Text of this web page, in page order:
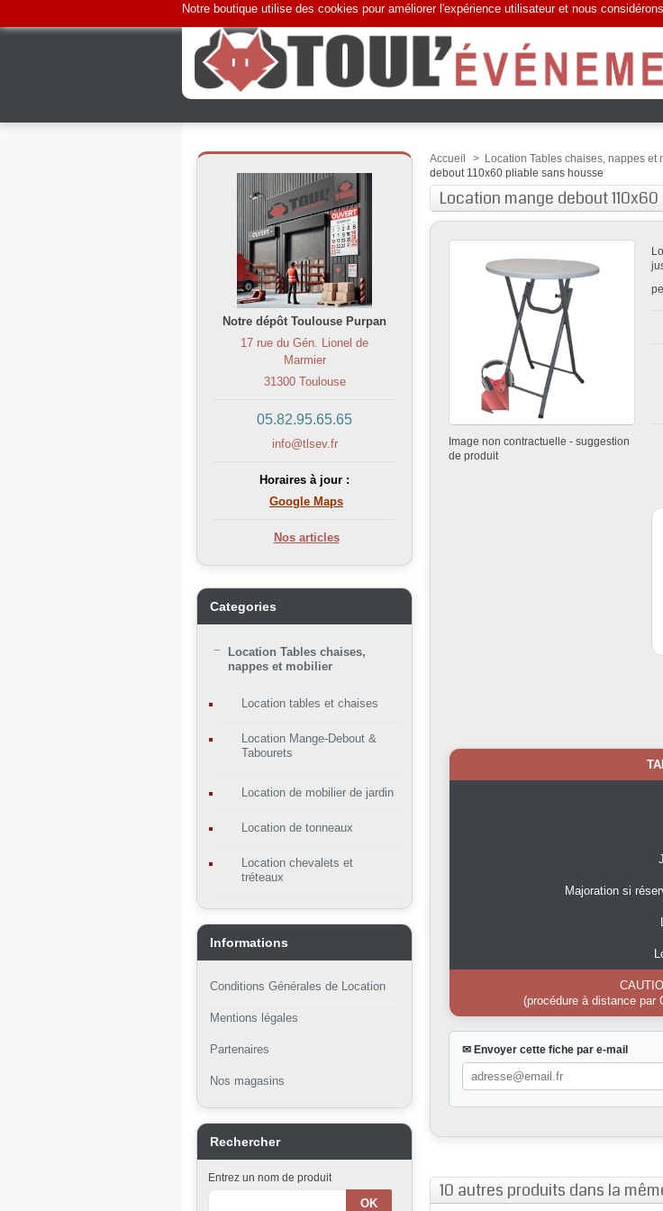
Notre boutique utilise des cookies pour améliorer l'expérience utilisateur et nous
Notre dépôt Toulouse Purpan
17 rue du Gén. Lionel de
Marmier
31300 Toulouse
05.82.95.65.65
info@tlsev.fr
Horaires à jour :
Google Maps
Nos articles
Categories
Location Tables chaises,
nappes et mobilier
Location tables et chaises
Location Mange-Debout &
Tabourets
Location de mobilier de jardin
Location de tonneaux
Location chevalets et
tréteaux
Informations
Conditions Générales de Location
Mentions légales
Partenaires
Nos magasins
Rechercher
Entrez un nom de produit
Accueil > Location Tables chaises, nappes et
debout 110x60 pliable sans housse
Location mange debout
Image non contractuelle - suggestion
de produit
Majoration si
(procédure à distance par
✉ Envoyer cette fiche par e-mail
10 autres produits dans la